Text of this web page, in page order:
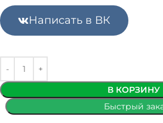
Написать в ВК
В КОРЗИНУ
Быстрый